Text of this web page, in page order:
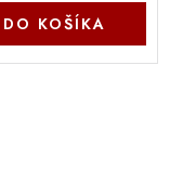
DO KOŠÍKA